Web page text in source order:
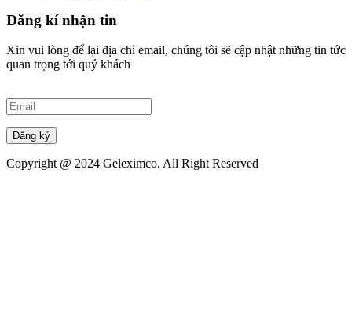
Đăng kí nhận tin
Xin vui lòng để lại địa chỉ email, chúng tôi sẽ cập nhật những tin tức
quan trọng tới quý khách
Đăng ký
Copyright @ 2024 Geleximco. All Right Reserved